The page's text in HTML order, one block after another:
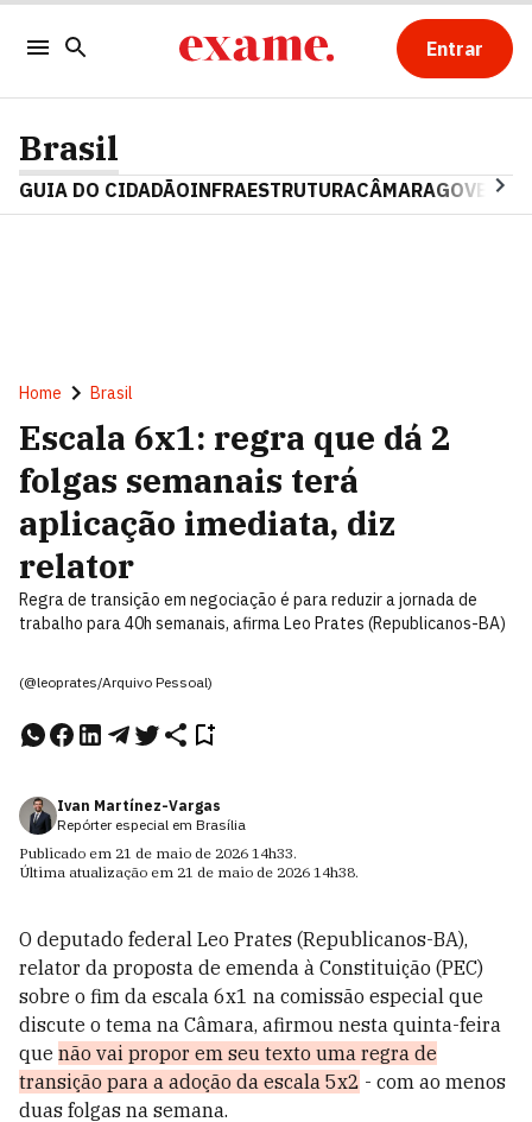
Entrar
Brasil
GUIA DO CIDADÃOINFRAESTRUTURACÂMARAGOVERNO
Home Brasil
Escala 6x1: regra que dá 2
folgas semanais terá
aplicação imediata, diz
relator
Regra de transição em negociação é para reduzir a jornada de
trabalho para 40h semanais, afirma Leo Prates (Republicanos-BA)
(@leoprates/Arquivo Pessoal)
Ivan Martínez-Vargas
Repórter especial em Brasília
Publicado em 21 de maio de 2026 14h33.
Última atualização em 21 de maio de 2026 14h38.
O deputado federal Leo Prates (Republicanos-BA),
relator da proposta de emenda à Constituição (PEC)
sobre o fim da escala 6x1 na comissão especial que
discute o tema na Câmara, afirmou nesta quinta-feira
que não vai propor em seu texto uma regra de
transição para a adoção da escala 5x2 - com ao menos
duas folgas na semana.